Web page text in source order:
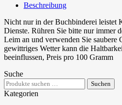
Beschreibung
Nicht nur in der Buchbinderei leistet
Dienste. Rühren Sie bitte nur immer
Leim an und verwenden Sie saubere
gewittriges Wetter kann die
beeinflussen, Preis pro 100 Gramm
Suche
Suchen
nach:
Suchen
Kategorien